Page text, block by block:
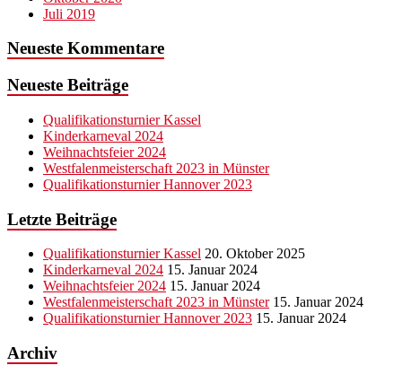
Juli 2019
Neueste Kommentare
Neueste Beiträge
Qualifikationsturnier Kassel
Kinderkarneval 2024
Weihnachtsfeier 2024
Westfalenmeisterschaft 2023 in Münster
Qualifikationsturnier Hannover 2023
Letzte Beiträge
Qualifikationsturnier Kassel 20. Oktober 2025
Kinderkarneval 2024 15. Januar 2024
Weihnachtsfeier 2024 15. Januar 2024
Westfalenmeisterschaft 2023 in Münster 15. Januar 2024
Qualifikationsturnier Hannover 2023 15. Januar 2024
Archiv